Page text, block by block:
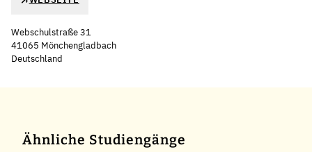
Webschulstraße 31
41065 Mönchengladbach
Deutschland
Ähnliche Studiengänge